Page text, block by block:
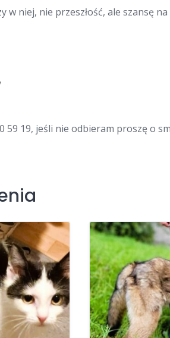
w niej, nie przeszłość, ale szansę na
59 19, jeśli nie odbieram proszę o